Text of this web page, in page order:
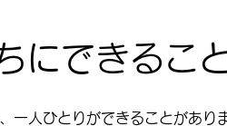
にできるこ
一人ひとりができることがあり